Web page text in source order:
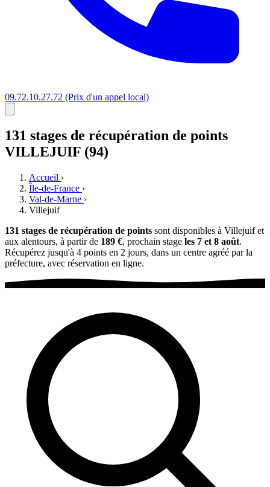
09.72.10.27.72 (Prix d'un appel local)
131 stages de récupération de points
VILLEJUIF (94)
Accueil ›
Île-de-France ›
Val-de-Marne ›
Villejuif
131 stages de récupération de points sont disponibles à Villejuif et
aux alentours, à partir de 189 €, prochain stage les 7 et 8 août.
Récupérez jusqu'à 4 points en 2 jours, dans un centre agréé par la
préfecture, avec réservation en ligne.